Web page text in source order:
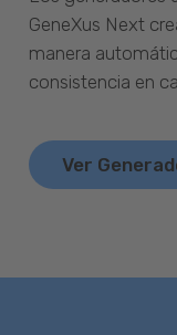
GeneXus Next
manera
consistencia en
Ver